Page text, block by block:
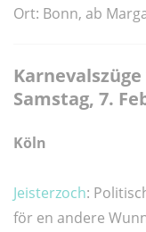
Ort: Bonn, ab
Samstag, 7.
Köln
Jeisterzoch:
för en andere